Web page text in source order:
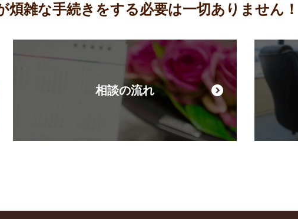
煩雑な手続きをする必要は一切ありません！
相談の流れ